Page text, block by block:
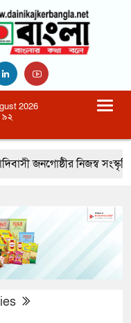
2026
৯২
জনগোষ্ঠীর নিজস্ব সংস্কৃতি